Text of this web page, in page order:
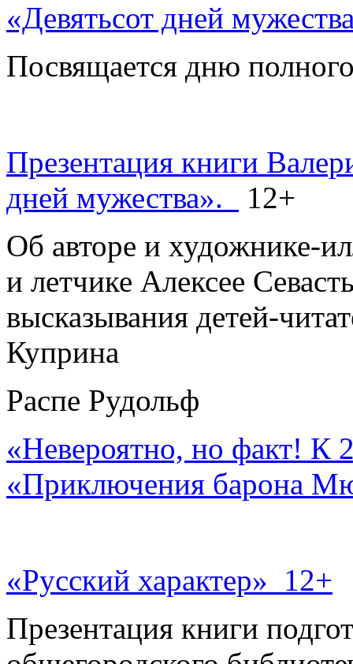
«Девятьсот дней
Посвящается дню
Презентация книги
дней мужества».
12+
Об авторе и художнике-
и летчике Алексее
высказывания детей-
Куприна
Распе Рудольф
«Невероятно, но факт! К
«Приключения барона
«Русский характер» 12+
Презентация книги